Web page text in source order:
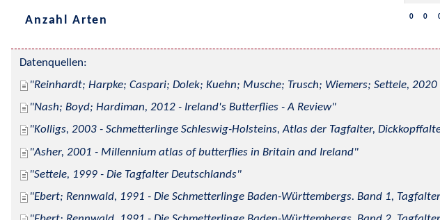
Anzahl Arten 0 0
Datenquellen:
Reinhardt; Harpke; Caspari; Dolek; Kuehn; Musche; Trusch; Wiemers; Settele,
Nash; Boyd; Hardiman, 2012 - Ireland's Butterflies - A Review
Kolligs, 2003 - Schmetterlinge Schleswig-Holsteins, Atlas der Tagfalter,
Asher, 2001 - Millennium atlas of butterflies in Britain and Ireland
Settele, 1999 - Die Tagfalter Deutschlands
Ebert; Rennwald, 1991 - Die Schmetterlinge Baden-Württembergs. Band 1,